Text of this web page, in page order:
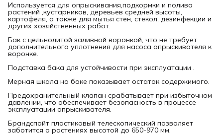
Используется для опрыскивания,подкормки и полива
растений ,кустарников, деревьев средней высоты,
картофеля, а также для мытья стен, стекол, дезинфекции и
других хозяйственных работ.
Бак с цельнолитой заливной воронкой, что не требует
дополнительного уплотнения для насоса опрыскивателя к
воронке.
Подставка бака для устойчивости при эксплуатации .
Мерная шкала на баке показывает остаток содержимого.
Предохранительный клапан срабатывает при избыточном
давлении, что обеспечивает безопасность в процессе
эксплуатации опрыскивателя.
Брандспойт пластиковый телескопический позволяет
заботится о растениях высотой до 650-970 мм.